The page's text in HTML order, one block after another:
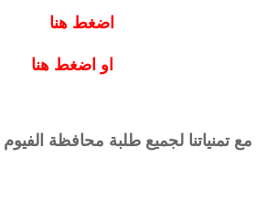
اضغط هنا
او اضغط هنا
مع تمنياتنا لجميع طلبة محافظة الفيوم